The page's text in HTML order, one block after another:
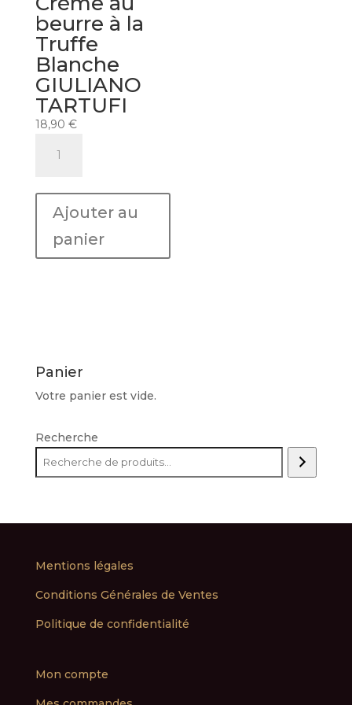
beurre à la
Truffe
Blanche
GIULIANO
TARTUFI
18,90 €
au
beurre
Ajouter au
panier
Panier
Votre panier est vide.
Recherche
Mentions légales
Conditions Générales de Ventes
Politique de confidentialité
Mon compte